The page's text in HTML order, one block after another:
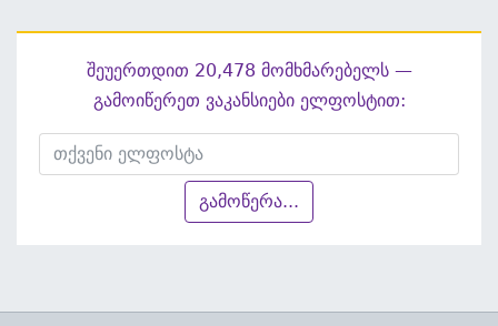
შეუერთდით 20,478 მომხმარებელს —
გამოიწერეთ ვაკანსიები ელფოსტით:
გამოწერა...